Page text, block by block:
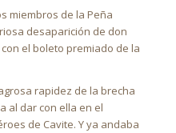
miembros de la Peña
desaparición de don
el boleto premiado de la
rapidez de la brecha
al dar con ella en el
de Cavite. Y ya andaba